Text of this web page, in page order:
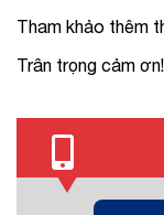
Tham khảo thêm
Trân trọng cảm ơn!